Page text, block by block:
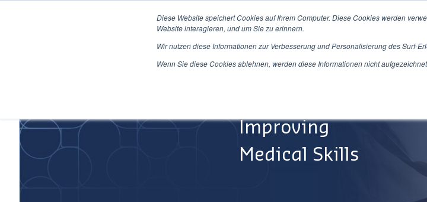
Diese Website speichert Cookies auf Ihrem Computer. Diese Cookies werden
Website interagieren, und um Sie zu erinnern.
Wir nutzen diese Informationen zur Verbesserung und Personalisierung des Surf-
Wenn Sie diese Cookies ablehnen, werden diese Informationen nicht
Home Produkte/Dienstleistungen
Improving
Medical Skills